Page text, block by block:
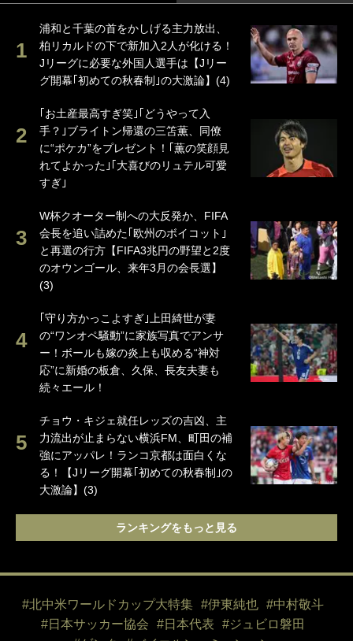
浦和と千葉の首をかしげる主力放出、
柏リカルドの下で新加入2人が化ける！
Jリーグに必要な外国人選手は【Jリー
グ開幕｢初めての秋春制｣の大激論】(4)
｢お土産最高すぎ笑｣｢どうやって入
手？｣ブライトン帰還の三笘薫、同僚
に“ポケカ”をプレゼント！｢薫の笑顔見
れてよかった｣｢大喜びのリュテル可愛
すぎ｣
W杯クオーター制への大反発か、FIFA
会長を追い詰めた｢欧州のボイコット｣
と再選の行方【FIFA3兆円の野望と2度
のオウンゴール、来年3月の会長選】
(3)
｢守り方かっこよすぎ｣上田綺世が妻
の“ワンオペ騒動”に家族写真でアンサ
ー！ボールも嫁の炎上も収める“神対
応”に新婚の板倉、久保、長友夫妻も
続々エール！
チョウ・キジェ就任レッズの吉凶、主
力流出が止まらない横浜FM、町田の補
強にアッパレ！ランコ京都は面白くな
る！【Jリーグ開幕｢初めての秋春制｣の
大激論】(3)
ランキングをもっと見る
#北中米ワールドカップ大特集 #伊東純也
#中村敬斗
#日本サッカー協会
#日本代表
#ジュビロ磐田